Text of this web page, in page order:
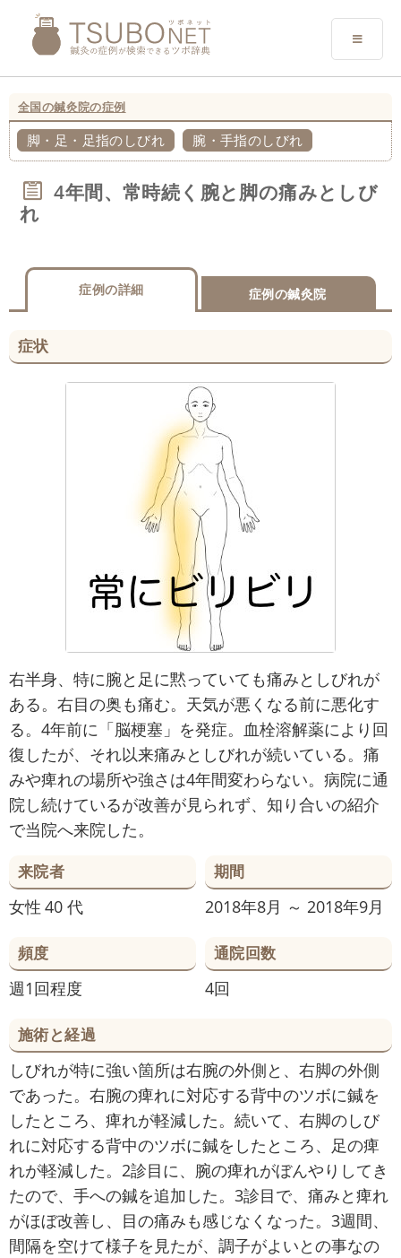
全国の鍼灸院の症例
脚・足・足指のしびれ 腕・手指のしびれ
4年間、常時続く腕と脚の痛みとしび
れ
症例の詳細 症例の鍼灸院
症状
右半身、特に腕と足に黙っていても痛みとしびれが
ある。右目の奥も痛む。天気が悪くなる前に悪化す
る。4年前に「脳梗塞」を発症。血栓溶解薬により回
復したが、それ以来痛みとしびれが続いている。痛
みや痺れの場所や強さは4年間変わらない。病院に通
院し続けているが改善が見られず、知り合いの紹介
で当院へ来院した。
来院者
女性 40 代
期間
2018年8月 ～ 2018年9月
頻度
週1回程度
通院回数
4回
施術と経過
しびれが特に強い箇所は右腕の外側と、右脚の外側
であった。右腕の痺れに対応する背中のツボに鍼を
したところ、痺れが軽減した。続いて、右脚のしび
れに対応する背中のツボに鍼をしたところ、足の痺
れが軽減した。2診目に、腕の痺れがぼんやりしてき
たので、手への鍼を追加した。3診目で、痛みと痺れ
がほぼ改善し、目の痛みも感じなくなった。3週間、
間隔を空けて様子を見たが、調子がよいとの事なの